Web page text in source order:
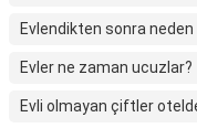
Evlendikten sonra neden
Evler ne zaman ucuzlar?
Evli olmayan çiftler